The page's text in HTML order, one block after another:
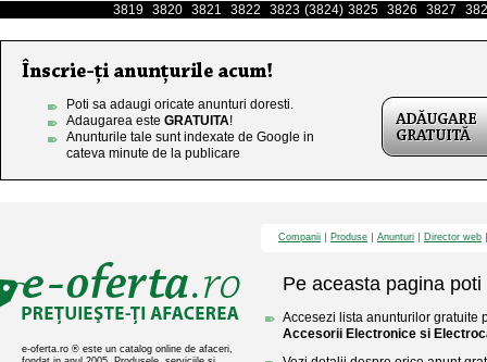
3819 3820 3821 3822 3823 (3824) 3825 3826 3827
Poti sa adaugi oricate anunturi doresti.
Adaugarea este GRATUITA!
Anunturile tale sunt indexate de Google in
cateva minute de la publicare
e-oferta.ro ® este un catalog online de afaceri,
Companii Produse Anunturi Director web
Pe aceasta pagina poti
Accesezi lista anunturilor gratuite
Accesorii Electronice si